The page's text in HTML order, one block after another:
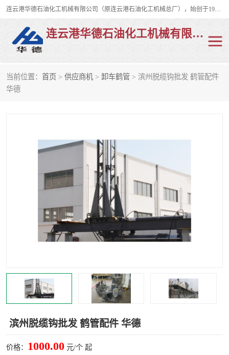
连云港华德石油化工机械有限公司（原连云港石油化工机械总厂），始创于1982年，是从事码头船用流体装卸臂、陆用流体装卸臂（鹤管）、活动梯、钢构平台、定量装车系统等全系列流体装卸设备的设计、制造、销售以及服务的专业供应商。
连云港华德石油化工机械有限公司
当前位置： 首页 > 供应商机 > 卸车鹤管 > 滨州脱缆钩批发 鹤管配件
华德
滨州脱缆钩批发 鹤管配件 华德
价格： 1000.00 元/个 起
陆用流体装卸臂
LNG鹤管 活动梯
卸车鹤管
装车鹤管
紧急脱离干式接头 火车鹤管
汽车鹤管 顶部鹤管
浮动出油装置 鹤管